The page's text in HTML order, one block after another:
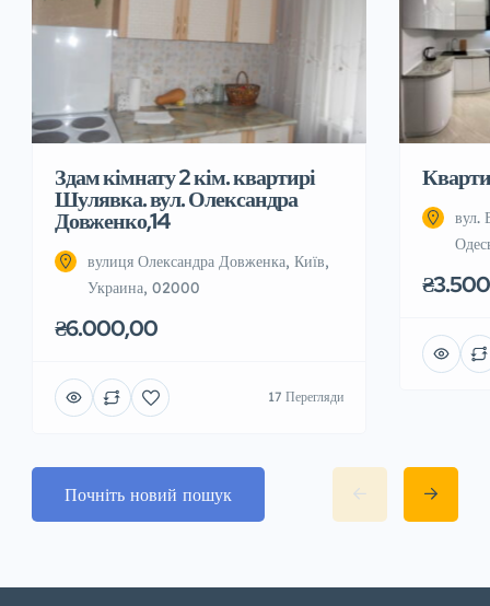
Здам кімнату 2 кім. квартирі
Шулявка. вул. Олександра
Довженко,14
вулиця Олександра Довженка, Київ,
Украина, 02000
₴6.000,00
17 Перегляди
вул.
Почніть новий пошук